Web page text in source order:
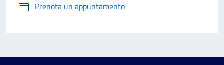
Prenota un appuntamento